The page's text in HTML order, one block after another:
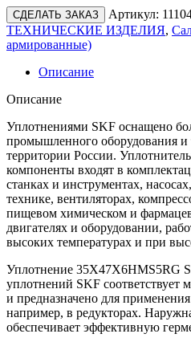
СДЕЛАТЬ ЗАКАЗ Артикул:
ТЕХНИЧЕСКИЕ ИЗДЕЛИЯ,
армированные)
Описание
Описание
Уплотнениями SKF оснащено
промышленного оборудования
территории России.
компоненты входят в
станках и инструментах,
технике, вентиляторах,
пищевом химическом и
двигателях и оборудовании,
высоких температурах и при
Уплотнение 35X47X6HMS5RG
уплотнений SKF
и предназначено для
например, в редукторах.
обеспечивает эффективную